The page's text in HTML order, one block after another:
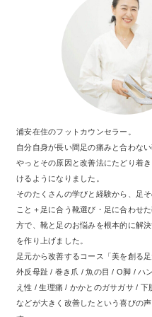
浦安在住のフットカウンセラー。
自分自身が長い間足の痛みと合わな
やっとその原因と改善法にたどり着
けるようになりました。
そのたくさんの学びと経験から、足
こと＋足に合う靴選び・足に合わせ
方で、靴と足のお悩みを根本的に解
を作り上げました。
足元から改善するコース「美を創る
外反母趾 / 巻き爪 / 魚の目 / O脚 / ハ
え性 / 生理痛 / かかとのガサガサ / 下
などが大きく改善したという喜びの